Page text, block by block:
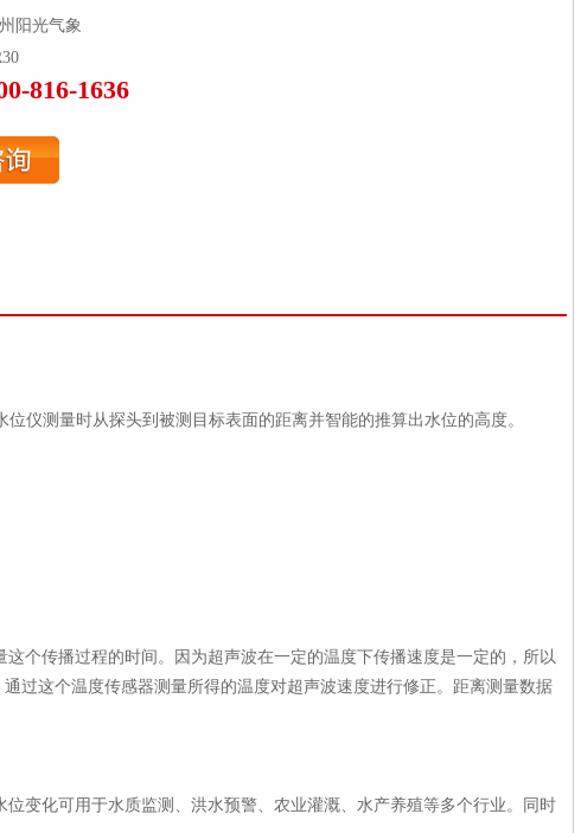
州阳光气象
816-1636
仪测量时从探头到被测目标表面的距离并智能的推算出水位的高度。
个传播过程的时间。因为超声波在一定的温度下传播速度是一定的，所以
过这个温度传感器测量所得的温度对超声波速度进行修正。距离测量数据
变化可用于水质监测、洪水预警、农业灌溉、水产养殖等多个行业。同时